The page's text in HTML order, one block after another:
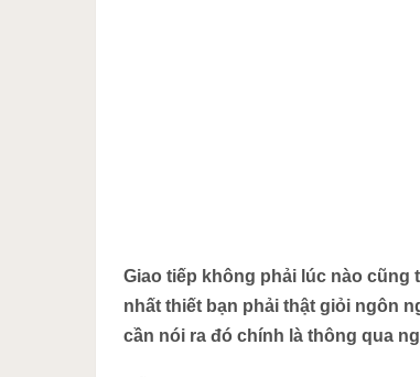
Giao tiếp không phải lúc nào
nhất thiết bạn phải thật giỏi ngôn
cần nói ra đó chính là thông qua